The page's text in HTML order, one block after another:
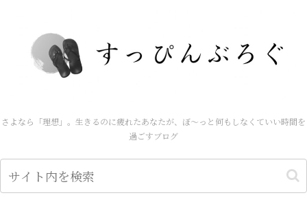
さよなら「理想」。生きるのに疲れたあなたが、ぼ～っと何もしなくていい時間を
過ごすブログ